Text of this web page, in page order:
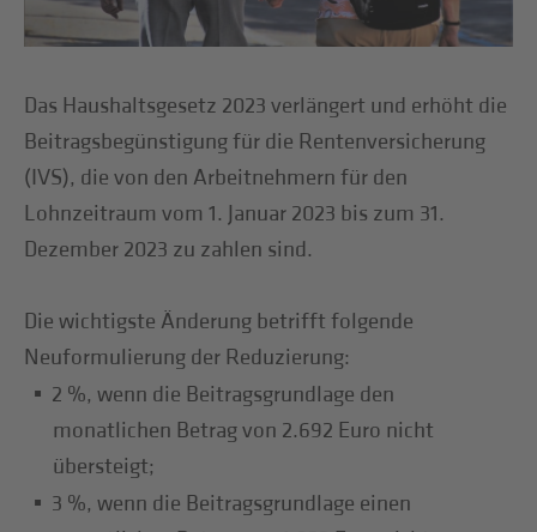
Das Haushaltsgesetz 2023 verlängert und erhöht die
Beitragsbegünstigung für die Rentenversicherung
(IVS), die von den Arbeitnehmern für den
Lohnzeitraum vom 1. Januar 2023 bis zum 31.
Dezember 2023 zu zahlen sind.
Die wichtigste Änderung betrifft folgende
Neuformulierung der Reduzierung:
2 %, wenn die Beitragsgrundlage den
monatlichen Betrag von 2.692 Euro nicht
übersteigt;
3 %, wenn die Beitragsgrundlage einen